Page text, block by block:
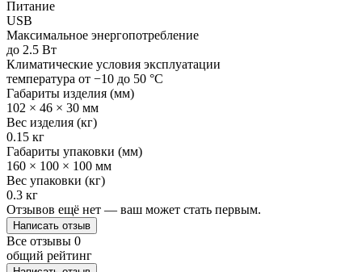
Питание
USB
Максимальное энергопотребление
до 2.5 Вт
Климатические условия эксплуатации
температура от −10 до 50 °C
Габариты изделия (мм)
102 × 46 × 30 мм
Вес изделия (кг)
0.15 кг
Габариты упаковки (мм)
160 × 100 × 100 мм
Вес упаковки (кг)
0.3 кг
Отзывов ещё нет — ваш может стать первым.
Написать отзыв
Все отзывы 0
общий рейтинг